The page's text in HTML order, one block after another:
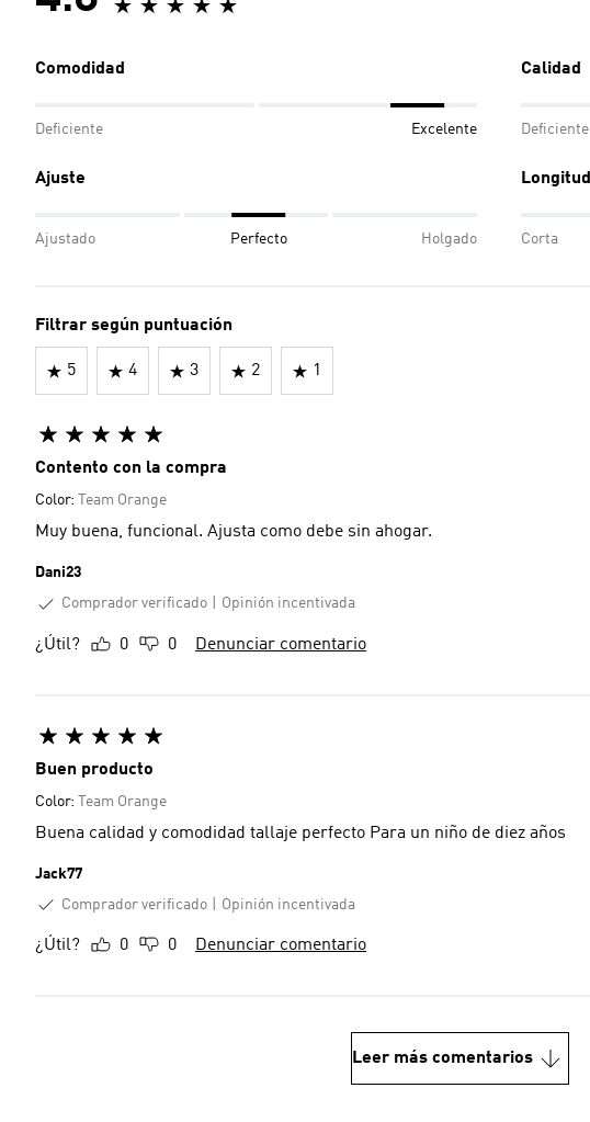
Comodidad
Deficiente Excelente
Calidad
Deficiente
Ajuste
Ajustado Perfecto Holgado
Longitud
Corta
Filtrar según puntuación
5 4 3 2 1
Contento con la compra
Color: Team Orange
Muy buena, funcional. Ajusta como debe sin ahogar.
Dani23
Comprador verificado
Opinión incentivada
¿Útil? 0 0 Denunciar comentario
Buen producto
Color: Team Orange
Buena calidad y comodidad tallaje perfecto Para un niño de diez años
Jack77
Comprador verificado
Opinión incentivada
¿Útil? 0 0 Denunciar comentario
Leer más comentarios